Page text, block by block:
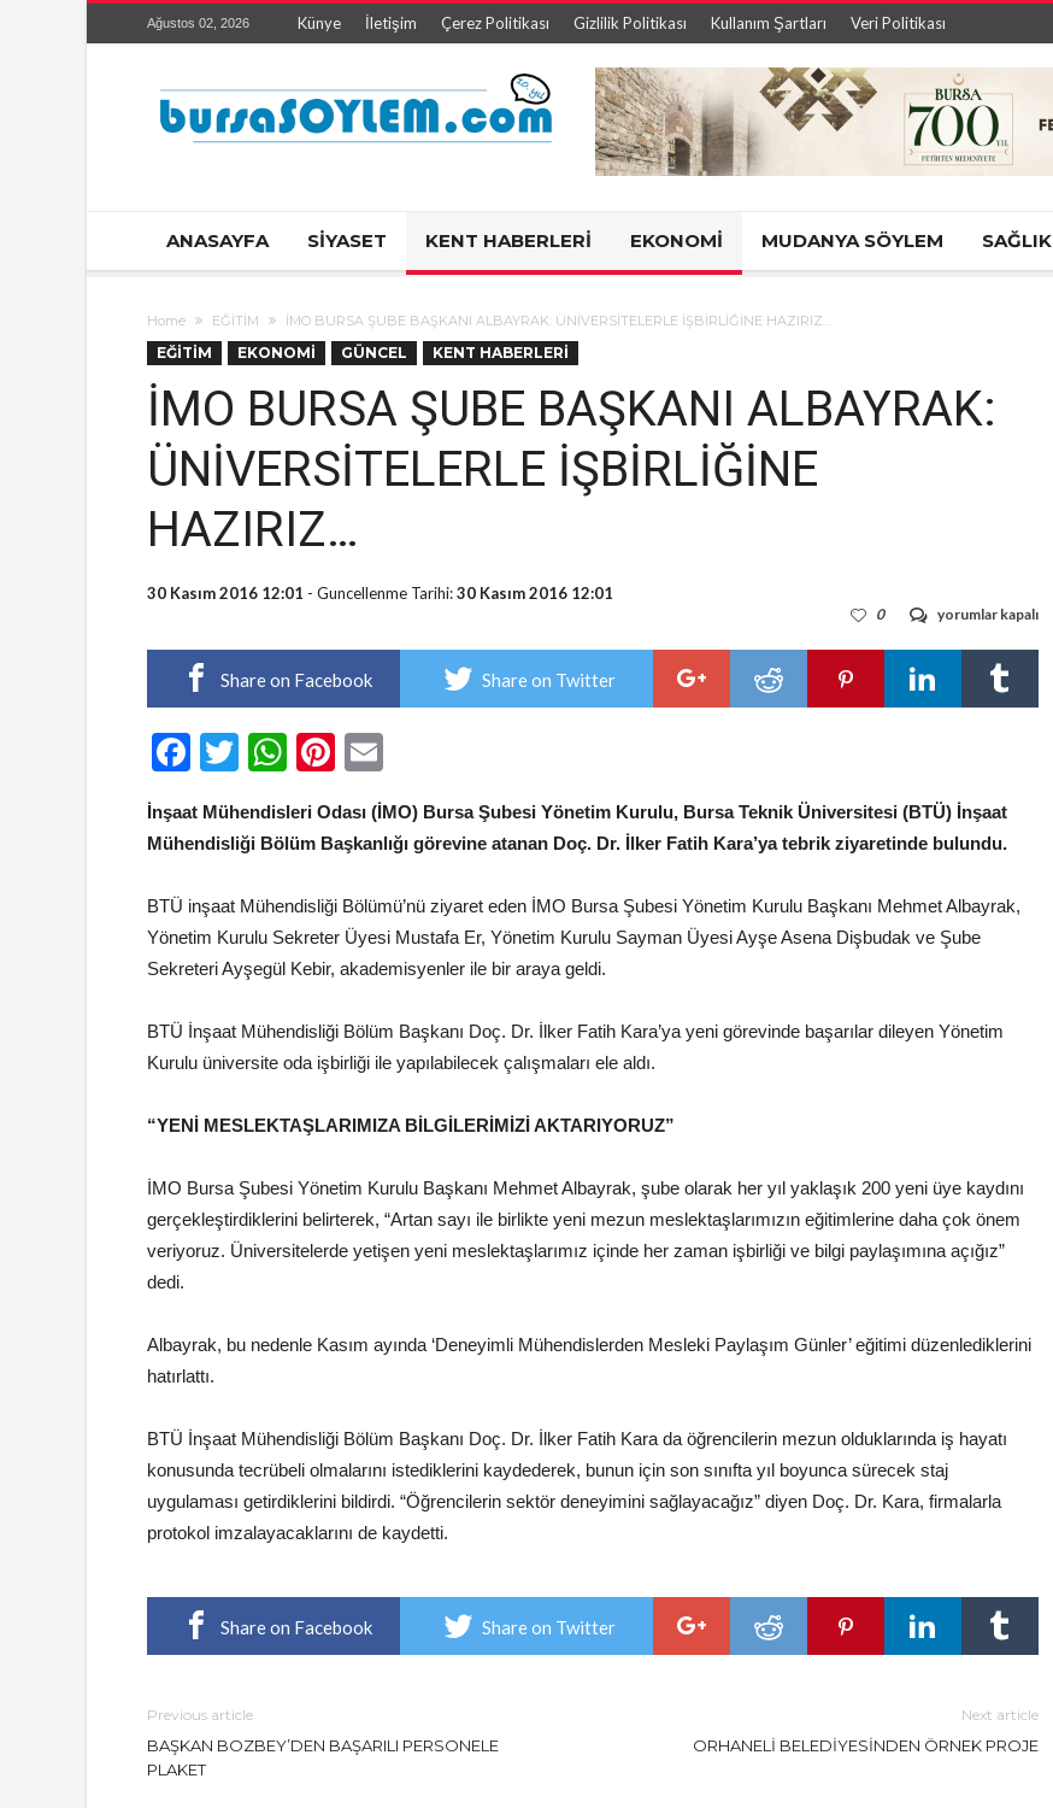
Ağustos 02, 2026 Künye İletişim Çerez Politikası Gizlilik Politikası Kullanım Şartları Veri Politikası
ANASAYFA SİYASET KENT HABERLERİ EKONOMİ MUDANYA SÖYLEM SAĞLIK
Home EĞİTİM İMO BURSA ŞUBE BAŞKANI ALBAYRAK: ÜNİVERSİTELERLE İŞBİRLİĞİNE HAZIRIZ…
EĞİTİM EKONOMİ GÜNCEL KENT HABERLERİ
İMO BURSA ŞUBE BAŞKANI ALBAYRAK:
ÜNİVERSİTELERLE İŞBİRLİĞİNE
HAZIRIZ…
30 Kasım 2016 12:01 - Guncellenme Tarihi:30 Kasım 2016 12:01
İMO
ŞUBE
BAŞKANI
ALBAYRAK:
ÜNİVERSİTELERLE
yorumlar kapalı
0
Share on Facebook Share on Twitter
Facebook
TwitterWhatsApp
Pinterest
İnşaat Mühendisleri Odası (İMO) Bursa Şubesi Yönetim Kurulu, Bursa Teknik Üniversitesi (BTÜ) İnşaat
Mühendisliği Bölüm Başkanlığı görevine atanan Doç. Dr. İlker Fatih Kara’ya tebrik ziyaretinde bulundu.
BTÜ inşaat Mühendisliği Bölümü’nü ziyaret eden İMO Bursa Şubesi Yönetim Kurulu Başkanı Mehmet Albayrak,
Yönetim Kurulu Sekreter Üyesi Mustafa Er, Yönetim Kurulu Sayman Üyesi Ayşe Asena Dişbudak ve Şube
Sekreteri Ayşegül Kebir, akademisyenler ile bir araya geldi.
BTÜ İnşaat Mühendisliği Bölüm Başkanı Doç. Dr. İlker Fatih Kara’ya yeni görevinde başarılar dileyen Yönetim
Kurulu üniversite oda işbirliği ile yapılabilecek çalışmaları ele aldı.
“YENİ MESLEKTAŞLARIMIZA BİLGİLERİMİZİ AKTARIYORUZ”
İMO Bursa Şubesi Yönetim Kurulu Başkanı Mehmet Albayrak, şube olarak her yıl yaklaşık 200 yeni üye kaydını
gerçekleştirdiklerini belirterek, “Artan sayı ile birlikte yeni mezun meslektaşlarımızın eğitimlerine daha çok önem
veriyoruz. Üniversitelerde yetişen yeni meslektaşlarımız içinde her zaman işbirliği ve bilgi paylaşımına açığız”
dedi.
Albayrak, bu nedenle Kasım ayında ‘Deneyimli Mühendislerden Mesleki Paylaşım Günler’ eğitimi düzenlediklerini
hatırlattı.
BTÜ İnşaat Mühendisliği Bölüm Başkanı Doç. Dr. İlker Fatih Kara da öğrencilerin mezun olduklarında iş hayatı
konusunda tecrübeli olmalarını istediklerini kaydederek, bunun için son sınıfta yıl boyunca sürecek staj
uygulaması getirdiklerini bildirdi. “Öğrencilerin sektör deneyimini sağlayacağız” diyen Doç. Dr. Kara, firmalarla
protokol imzalayacaklarını de kaydetti.
Share on Facebook Share on Twitter
Previous article
BAŞKAN BOZBEY’DEN BAŞARILI PERSONELE
PLAKET
Next article
ORHANELİ BELEDİYESİNDEN ÖRNEK PROJE